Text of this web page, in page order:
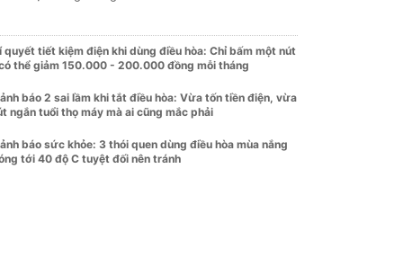
quyết tiết kiệm điện khi dùng điều hòa: Chỉ bấm một nút
thể giảm 150.000 - 200.000 đồng mỗi tháng
báo 2 sai lầm khi tắt điều hòa: Vừa tốn tiền điện, vừa
ngắn tuổi thọ máy mà ai cũng mắc phải
báo sức khỏe: 3 thói quen dùng điều hòa mùa nắng
tới 40 độ C tuyệt đối nên tránh